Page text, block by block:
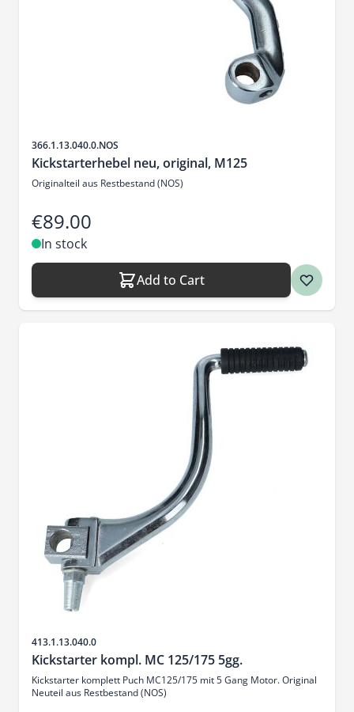
Sku
366.1.13.040.0.NOS
Kickstarterhebel neu, original, M125
Originalteil aus Restbestand (NOS)
€89.00
In stock
Add to Cart
Sku
413.1.13.040.0
Kickstarter kompl. MC 125/175 5gg.
Kickstarter komplett Puch MC125/175 mit 5 Gang Motor. Original
Neuteil aus Restbestand (NOS)